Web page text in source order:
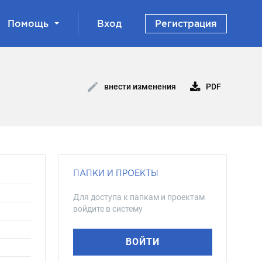
Помощь Вход Регистрация
внести изменения PDF
ПАПКИ И ПРОЕКТЫ
Для доступа к папкам и проектам
войдите в систему
ВОЙТИ